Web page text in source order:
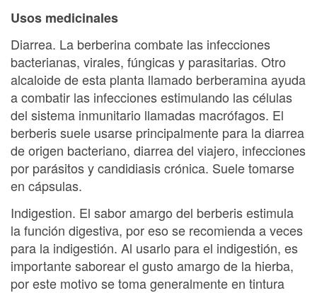
Usos medicinales
Diarrea. La berberina combate las infecciones
bacterianas, virales, fúngicas y parasitarias. Otro
alcaloide de esta planta llamado berberamina ayuda
a combatir las infecciones estimulando las células
del sistema inmunitario llamadas macrófagos. El
berberis suele usarse principalmente para la diarrea
de origen bacteriano, diarrea del viajero, infecciones
por parásitos y candidiasis crónica. Suele tomarse
en cápsulas.
Indigestion. El sabor amargo del berberis estimula
la función digestiva, por eso se recomienda a veces
para la indigestión. Al usarlo para el indigestión, es
importante saborear el gusto amargo de la hierba,
por este motivo se toma generalmente en tintura